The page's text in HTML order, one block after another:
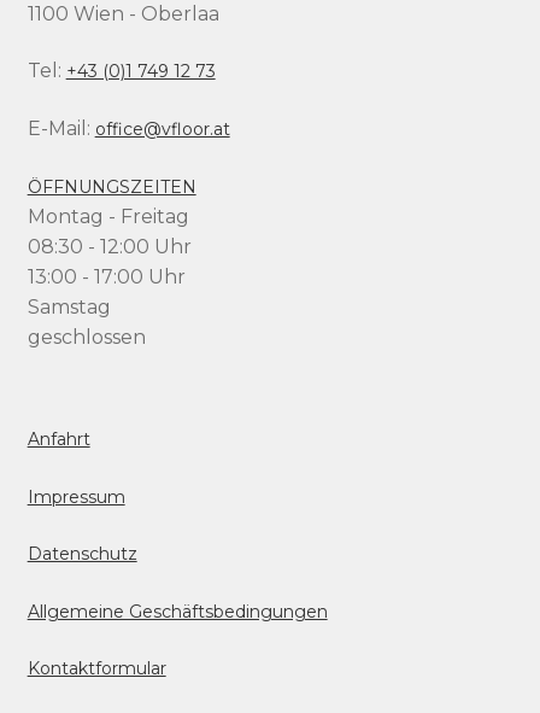
1100 Wien - Oberlaa
Tel: +43 (0)1 749 12 73
E-Mail: office@vfloor.at
ÖFFNUNGSZEITEN
Montag - Freitag
08:30 - 12:00 Uhr
13:00 - 17:00 Uhr
Samstag
geschlossen
Anfahrt
Impressum
Datenschutz
Allgemeine Geschäftsbedingungen
Kontaktformular